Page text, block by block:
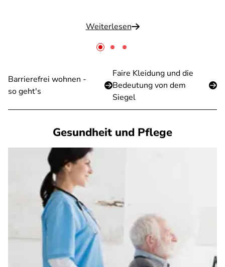
Weiterlesen
Barrierefrei wohnen -
so geht's
Faire Kleidung und die
Bedeutung von dem
Siegel
Gesundheit und Pflege